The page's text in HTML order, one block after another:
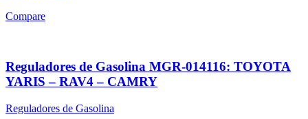
Compare
Reguladores de Gasolina MGR-014116: TOYOTA
YARIS – RAV4 – CAMRY
Reguladores de Gasolina